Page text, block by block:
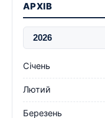
АРХІВ
Січень
Лютий
Березень